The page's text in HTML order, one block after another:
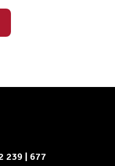
239 | 677